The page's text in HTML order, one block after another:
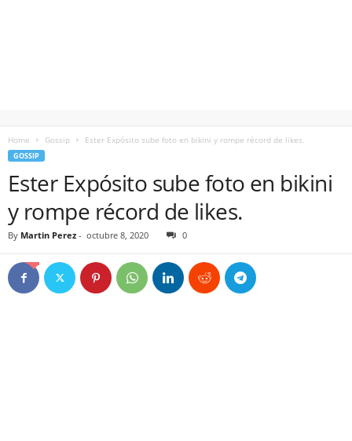
Home Gossip Ester Expósito sube foto en bikini y rompe récord de likes.
GOSSIP
Ester Expósito sube foto en bikini
y rompe récord de likes.
By Martin Perez - octubre 8, 2020 0